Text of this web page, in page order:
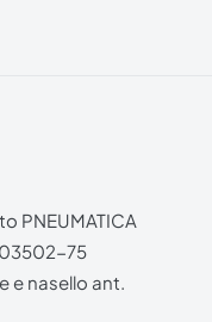
PNEUMATICA
03502-75
e nasello ant.